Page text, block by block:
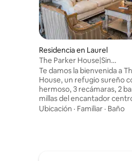
Residencia en Laurel
The Parker House|Sin
personas|Tranquilo
Te damos la bienvenida a
House, un refugio sureño
hermoso, 3 recámaras, 2
millas del encantador
Ubicada en una tranquila
esta espaciosa casa tiene
6 personas, con una suite
Ubicación · Familiar · Baño